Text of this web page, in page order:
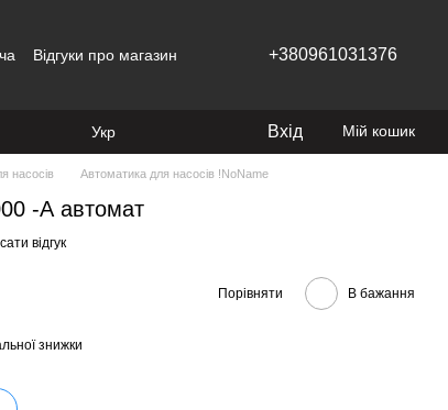
Відгуки про магазин +380961031376
Укр Вхід Мій кошик
насосів Автоматика для насосів !NoName
-А автомат
відгук
Порівняти В бажання
знижки